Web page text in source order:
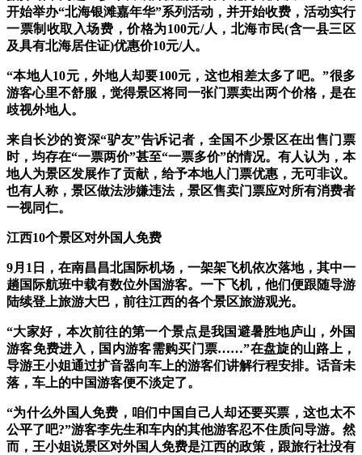
开始举办“北海银滩嘉年华”系列活动，并开始收费，活动实行
一票制收取入场费，价格为100元/人，北海市民(含一县三区
及具有北海居住证)优惠价10元/人。
“本地人10元，外地人却要100元，这也相差太多了吧。”很多
游客心里不舒服，觉得景区将同一张门票卖出两个价格，是在
歧视外地人。
来自长沙的资深“驴友”告诉记者，全国不少景区在出售门票
时，均存在“一票两价”甚至“一票多价”的情况。有人认为，本
地人为景区发展作了贡献，给予本地人门票优惠，无可非议。
也有人称，景区做法涉嫌违法，景区售卖门票应对所有消费者
一视同仁。
江西10个景区对外国人免费
9月1日，在南昌昌北国际机场，一架架飞机依次落地，其中一
趟国际航班中载有数位外国游客。一下飞机，他们便跟随导游
陆续登上旅游大巴，前往江西的各个景区旅游观光。
“大家好，本次前往的第一个景点是我国避暑胜地庐山，外国
游客免费进入，国内游客需购买门票……”在盘旋的山路上，
导游王小姐通过扩音器向车上的游客们讲解行程安排。话音未
落，车上的中国游客便不淡定了。
“为什么外国人免费，咱们中国自己人却还要买票，这也太不
公平了吧?”游客李先生和车内的其他游客忍不住质问导游。然
而，王小姐说景区对外国人免费是江西的政策，跟旅行社没有